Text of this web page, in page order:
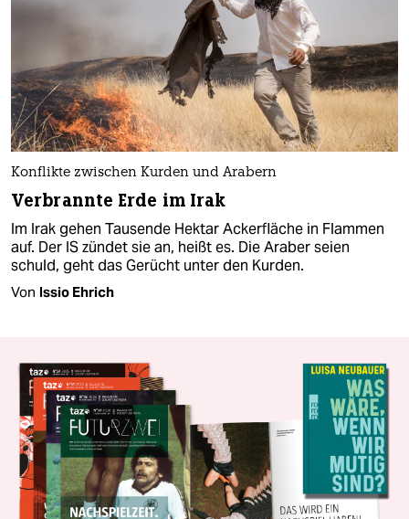
Konflikte zwischen Kurden und Arabern
Verbrannte Erde im Irak
Im Irak gehen Tausende Hektar Ackerfläche in Flammen
auf. Der IS zündet sie an, heißt es. Die Araber seien
schuld, geht das Gerücht unter den Kurden.
Von Issio Ehrich